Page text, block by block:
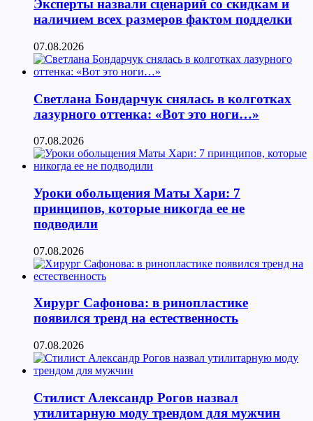
Эксперты назвали сценарий со скидкам и
наличием всех размеров фактом подделки
07.08.2026
Светлана Бондарчук снялась в колготках
лазурного оттенка: «Вот это ноги…»
07.08.2026
Уроки обольщения Маты Хари: 7
принципов, которые никогда ее не
подводили
07.08.2026
Хирург Сафонова: в ринопластике
появился тренд на естественность
07.08.2026
Стилист Александр Рогов назвал
утилитарную моду трендом для мужчин